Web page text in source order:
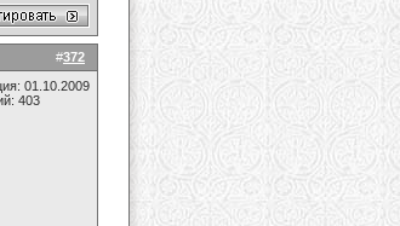
#372
01.10.2009
403